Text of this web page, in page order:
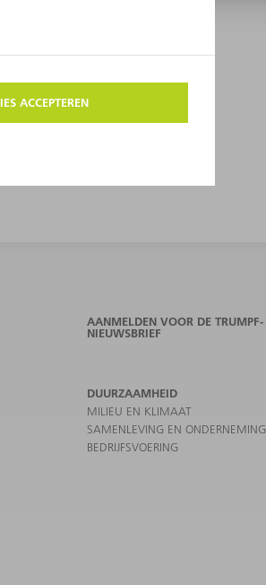
AANMELDEN VOOR DE TRUMPF-
NIEUWSBRIEF
DUURZAAMHEID
MILIEU EN KLIMAAT
SAMENLEVING EN ONDERNEMING
BEDRIJFSVOERING